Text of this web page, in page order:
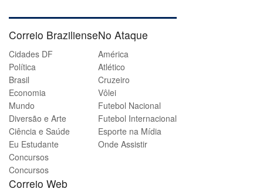
Correio Braziliense
Cidades DF
Política
Brasil
Economia
Mundo
Diversão e Arte
Ciência e Saúde
Eu Estudante
Concursos
Concursos
Correio Web
No Ataque
América
Atlético
Cruzeiro
Vôlei
Futebol Nacional
Futebol Internacional
Esporte na Mídia
Onde Assistir